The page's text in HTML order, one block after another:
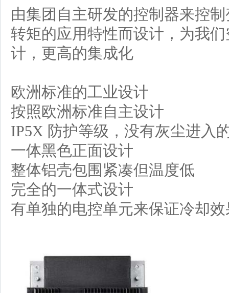
由集团自主研发的控制器来控
转矩的应用特性而设计 ，为我
计，更高的集成化
欧洲标准的工业设计
按照欧洲标准自主设计
IP5X 防护等级，没有灰尘进入
一体黑色正面设计
整体铝壳包围紧凑但温度低
完全的一体式设计
有单独的电控单元来保证冷却效